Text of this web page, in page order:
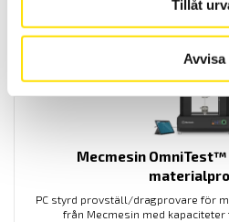
Tillåt
Avvisa
Mecmesin
PC styrd provställ/dragprovare för
från Mecmesin med kapaciteter